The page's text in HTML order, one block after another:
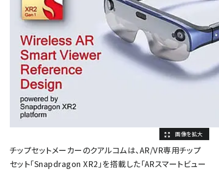
チップセットメーカーのクアルコムは、AR/VR専用チップ
セット「Snapdragon XR2」を搭載した「ARスマートビュー